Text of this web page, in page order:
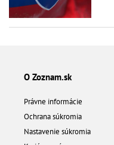
O Zoznam.sk
Právne informácie
Ochrana súkromia
Nastavenie súkromia